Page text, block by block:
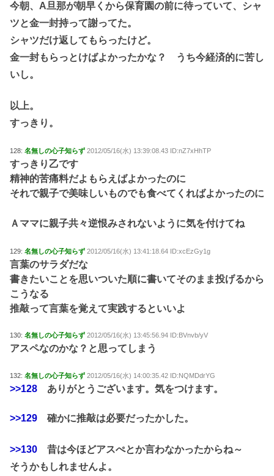
今朝、A旦那が朝早くから保育園の前に待っていて、シャ
ツと金一封持って謝ってた。
シャツだけ返してもらったけど。
金一封もらっとけばよかったかな？ うち今経済的に苦し
いし。
以上。
すっきり。
128: 名無しの心子知らず 2012/05/16(水) 13:39:08.43 ID:nZ7xHhTP
すっきり乙です
精神的苦痛料だよもらえばよかったのに
それで親子で美味しいものでも食べてくればよかったのに
Ａママに親子共々逆恨みされないように気を付けてね
129: 名無しの心子知らず 2012/05/16(水) 13:41:18.64 ID:xcEzGy1g
言葉のサラダだな
書きたいことを思いついた順に書いてそのまま投げるから
こうなる
推敲って言葉を覚えて実践するといいよ
130: 名無しの心子知らず 2012/05/16(水) 13:45:56.94 ID:BVnvb/yV
アスペなのかな？と思ってしまう
132: 名無しの心子知らず 2012/05/16(水) 14:00:35.42 ID:NQMDdrYG
>>128 ありがとうございます。気をつけます。
>>129 確かに推敲は必要だったかした。
>>130 昔は今ほどアスぺとか言わなかったからね～
そうかもしれませんよ。